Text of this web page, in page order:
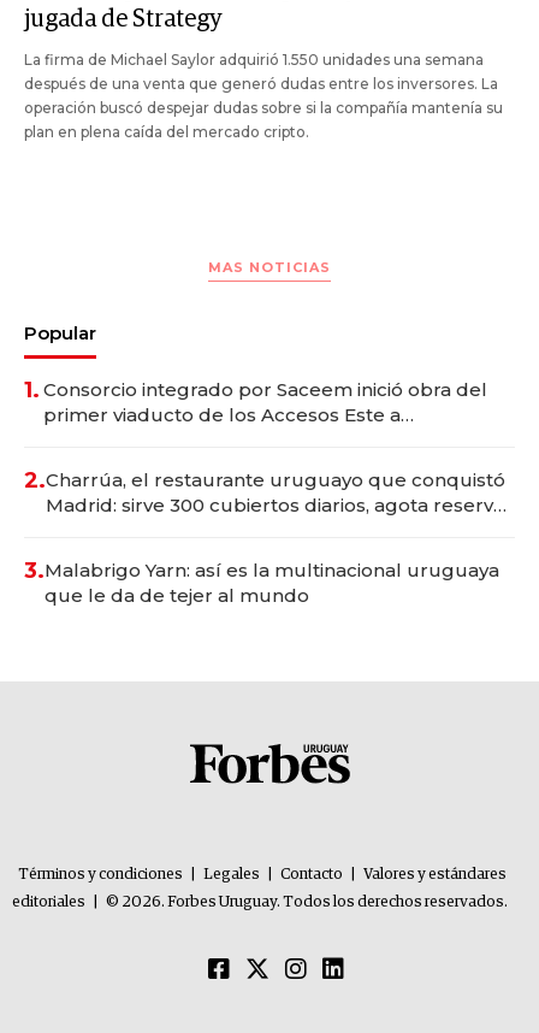
jugada de Strategy
La firma de Michael Saylor adquirió 1.550 unidades una semana
después de una venta que generó dudas entre los inversores. La
operación buscó despejar dudas sobre si la compañía mantenía su
plan en plena caída del mercado cripto.
MAS NOTICIAS
Popular
1. Consorcio integrado por Saceem inició obra del
primer viaducto de los Accesos Este a
2.Charrúa, el restaurante uruguayo que conquistó
Madrid: sirve 300 cubiertos diarios, agota reservas
3.Malabrigo Yarn: así es la multinacional uruguaya
que le da de tejer al mundo
Términos y condiciones Legales Contacto
Valores y estándares
editoriales
© 2026. Forbes Uruguay. Todos los derechos reservados.